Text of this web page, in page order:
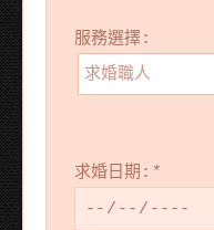
服務選擇:
求婚日期: *